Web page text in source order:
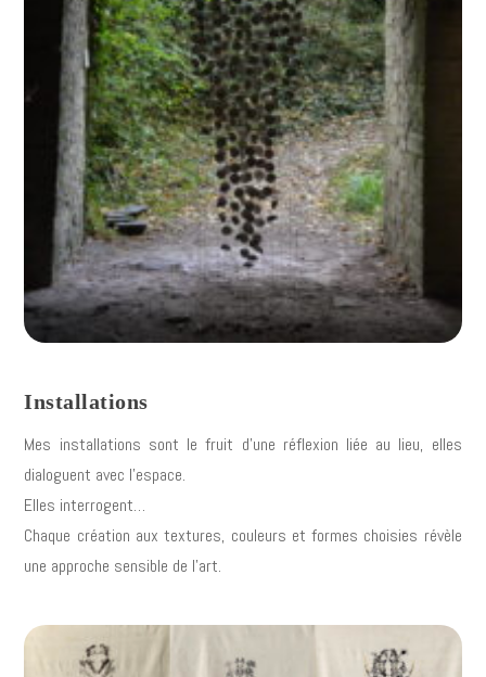
Installations
Mes installations sont le fruit d’une réflexion liée au lieu, elles
dialoguent avec l’espace.
Elles interrogent…
Chaque création aux textures, couleurs et formes choisies révèle
une approche sensible de l’art.